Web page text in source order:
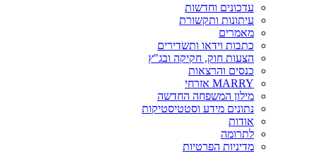
עדכונים וחדשות
עיתונות ותקשורת
מאמרים
כתבות וידאו ותשדירים
הצעות חוק, חקיקה ובג"ץ
כנסים והרצאות
MARRY אזרחי
מילון המשפחה החדשה
נתונים מידע וסטטיסטיקות
אודות
לתרומה
מדיניות הפרטיות